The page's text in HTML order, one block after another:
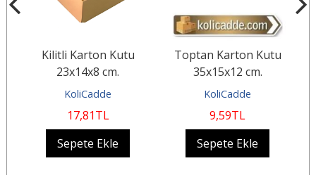
Kilitli Karton Kutu
23x14x8 cm.
KoliCadde
TL
Sepete Ekle
Toptan Karton Kutu
35x15x12 cm.
KoliCadde
TL
Sepete Ekle
Balonlu